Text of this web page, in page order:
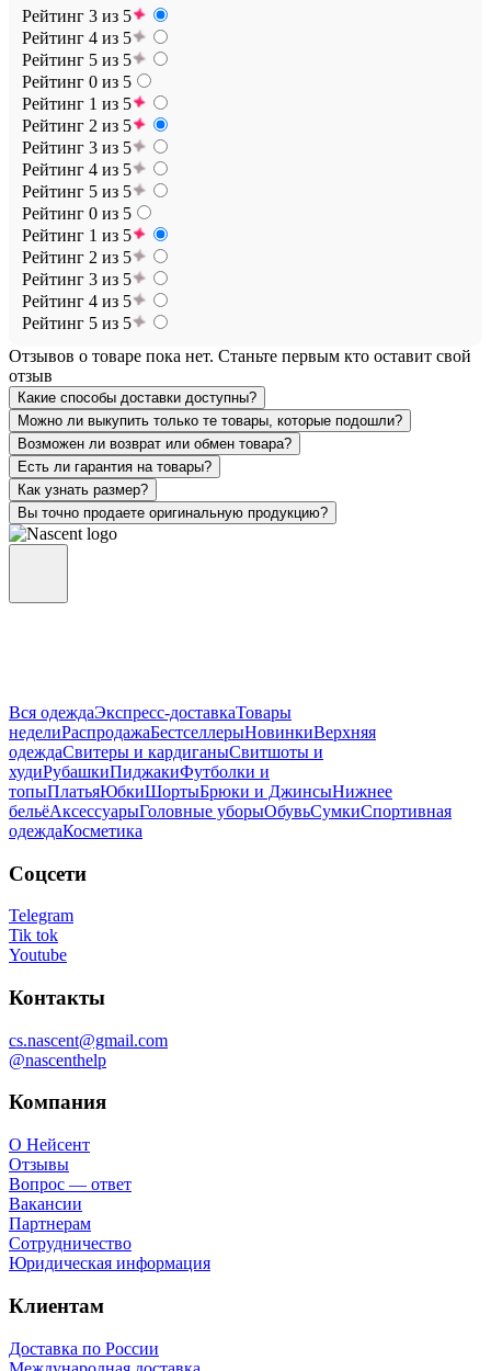
Рейтинг 3 из 5
Рейтинг 4 из 5
Рейтинг 5 из 5
Рейтинг 0 из 5
Рейтинг 1 из 5
Рейтинг 2 из 5
Рейтинг 3 из 5
Рейтинг 4 из 5
Рейтинг 5 из 5
Рейтинг 0 из 5
Рейтинг 1 из 5
Рейтинг 2 из 5
Рейтинг 3 из 5
Рейтинг 4 из 5
Рейтинг 5 из 5
Отзывов о товаре пока нет. Станьте первым кто оставит свой
отзыв
Какие способы доставки доступны?
Можно ли выкупить только те товары, которые подошли?
Возможен ли возврат или обмен товара?
Есть ли гарантия на товары?
Как узнать размер?
Вы точно продаете оригинальную продукцию?
Вся одеждаЭкспресс-доставкаТовары
неделиРаспродажаБестселлерыНовинкиВерхняя
одеждаСвитеры и кардиганыСвитшоты и
худиРубашкиПиджакиФутболки и
топыПлатьяЮбкиШортыБрюки и ДжинсыНижнее
бельёАксессуарыГоловные уборыОбувьСумкиСпортивная
одеждаКосметика
Соцсети
Telegram
Tik tok
Youtube
Контакты
cs.nascent@gmail.com
@nascenthelp
Компания
О Нейсент
Отзывы
Вопрос — ответ
Вакансии
Партнерам
Сотрудничество
Юридическая информация
Клиентам
Доставка по России